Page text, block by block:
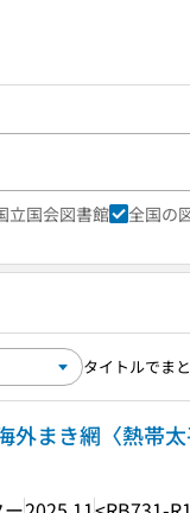
立国会図書館 全国の
タイトルでま
外まき網〈熱帯